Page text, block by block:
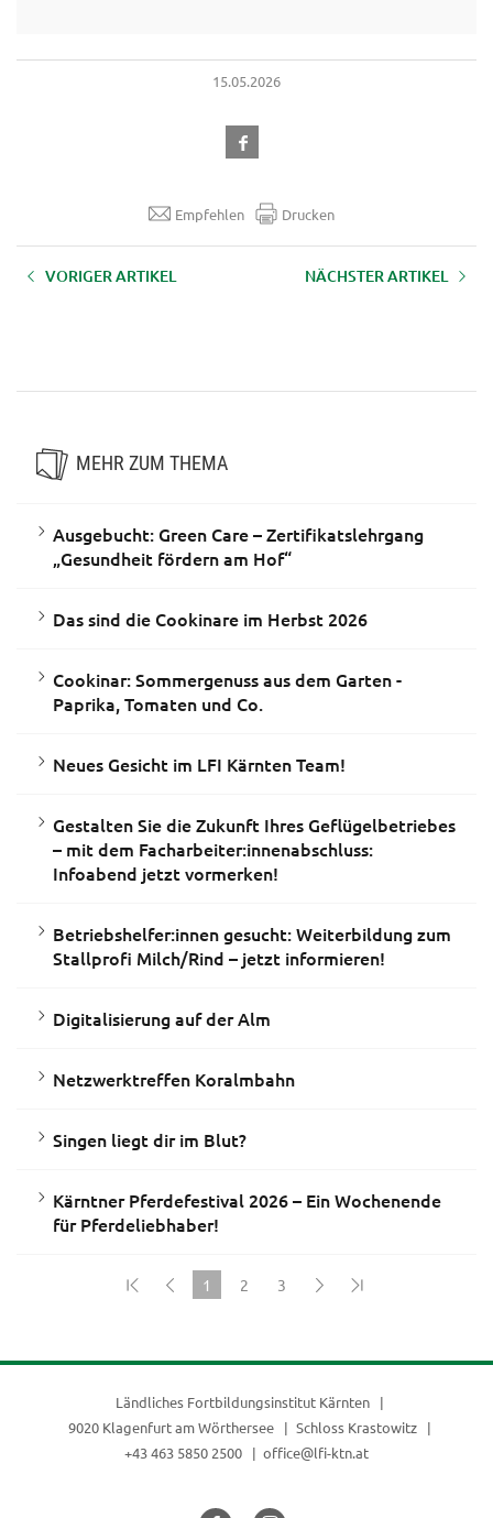
15.05.2026
Empfehlen Drucken
VORIGER ARTIKEL NÄCHSTER ARTIKEL
MEHR ZUM THEMA
Ausgebucht: Green Care – Zertifikatslehrgang
„Gesundheit fördern am Hof“
Das sind die Cookinare im Herbst 2026
Cookinar: Sommergenuss aus dem Garten -
Paprika, Tomaten und Co.
Neues Gesicht im LFI Kärnten Team!
Gestalten Sie die Zukunft Ihres Geflügelbetriebes
– mit dem Facharbeiter:innenabschluss:
Infoabend jetzt vormerken!
Betriebshelfer:innen gesucht: Weiterbildung zum
Stallprofi Milch/Rind – jetzt informieren!
Digitalisierung auf der Alm
Netzwerktreffen Koralmbahn
Singen liegt dir im Blut?
Kärntner Pferdefestival 2026 – Ein Wochenende
für Pferdeliebhaber!
1
2 3
Ländliches Fortbildungsinstitut Kärnten
9020 Klagenfurt am Wörthersee
Schloss Krastowitz
+43 463 5850 2500
office@lfi-ktn.at